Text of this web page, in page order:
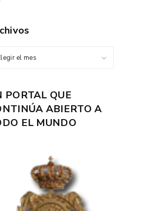
el mes
PORTAL QUE
ABIERTO A
EL MUNDO